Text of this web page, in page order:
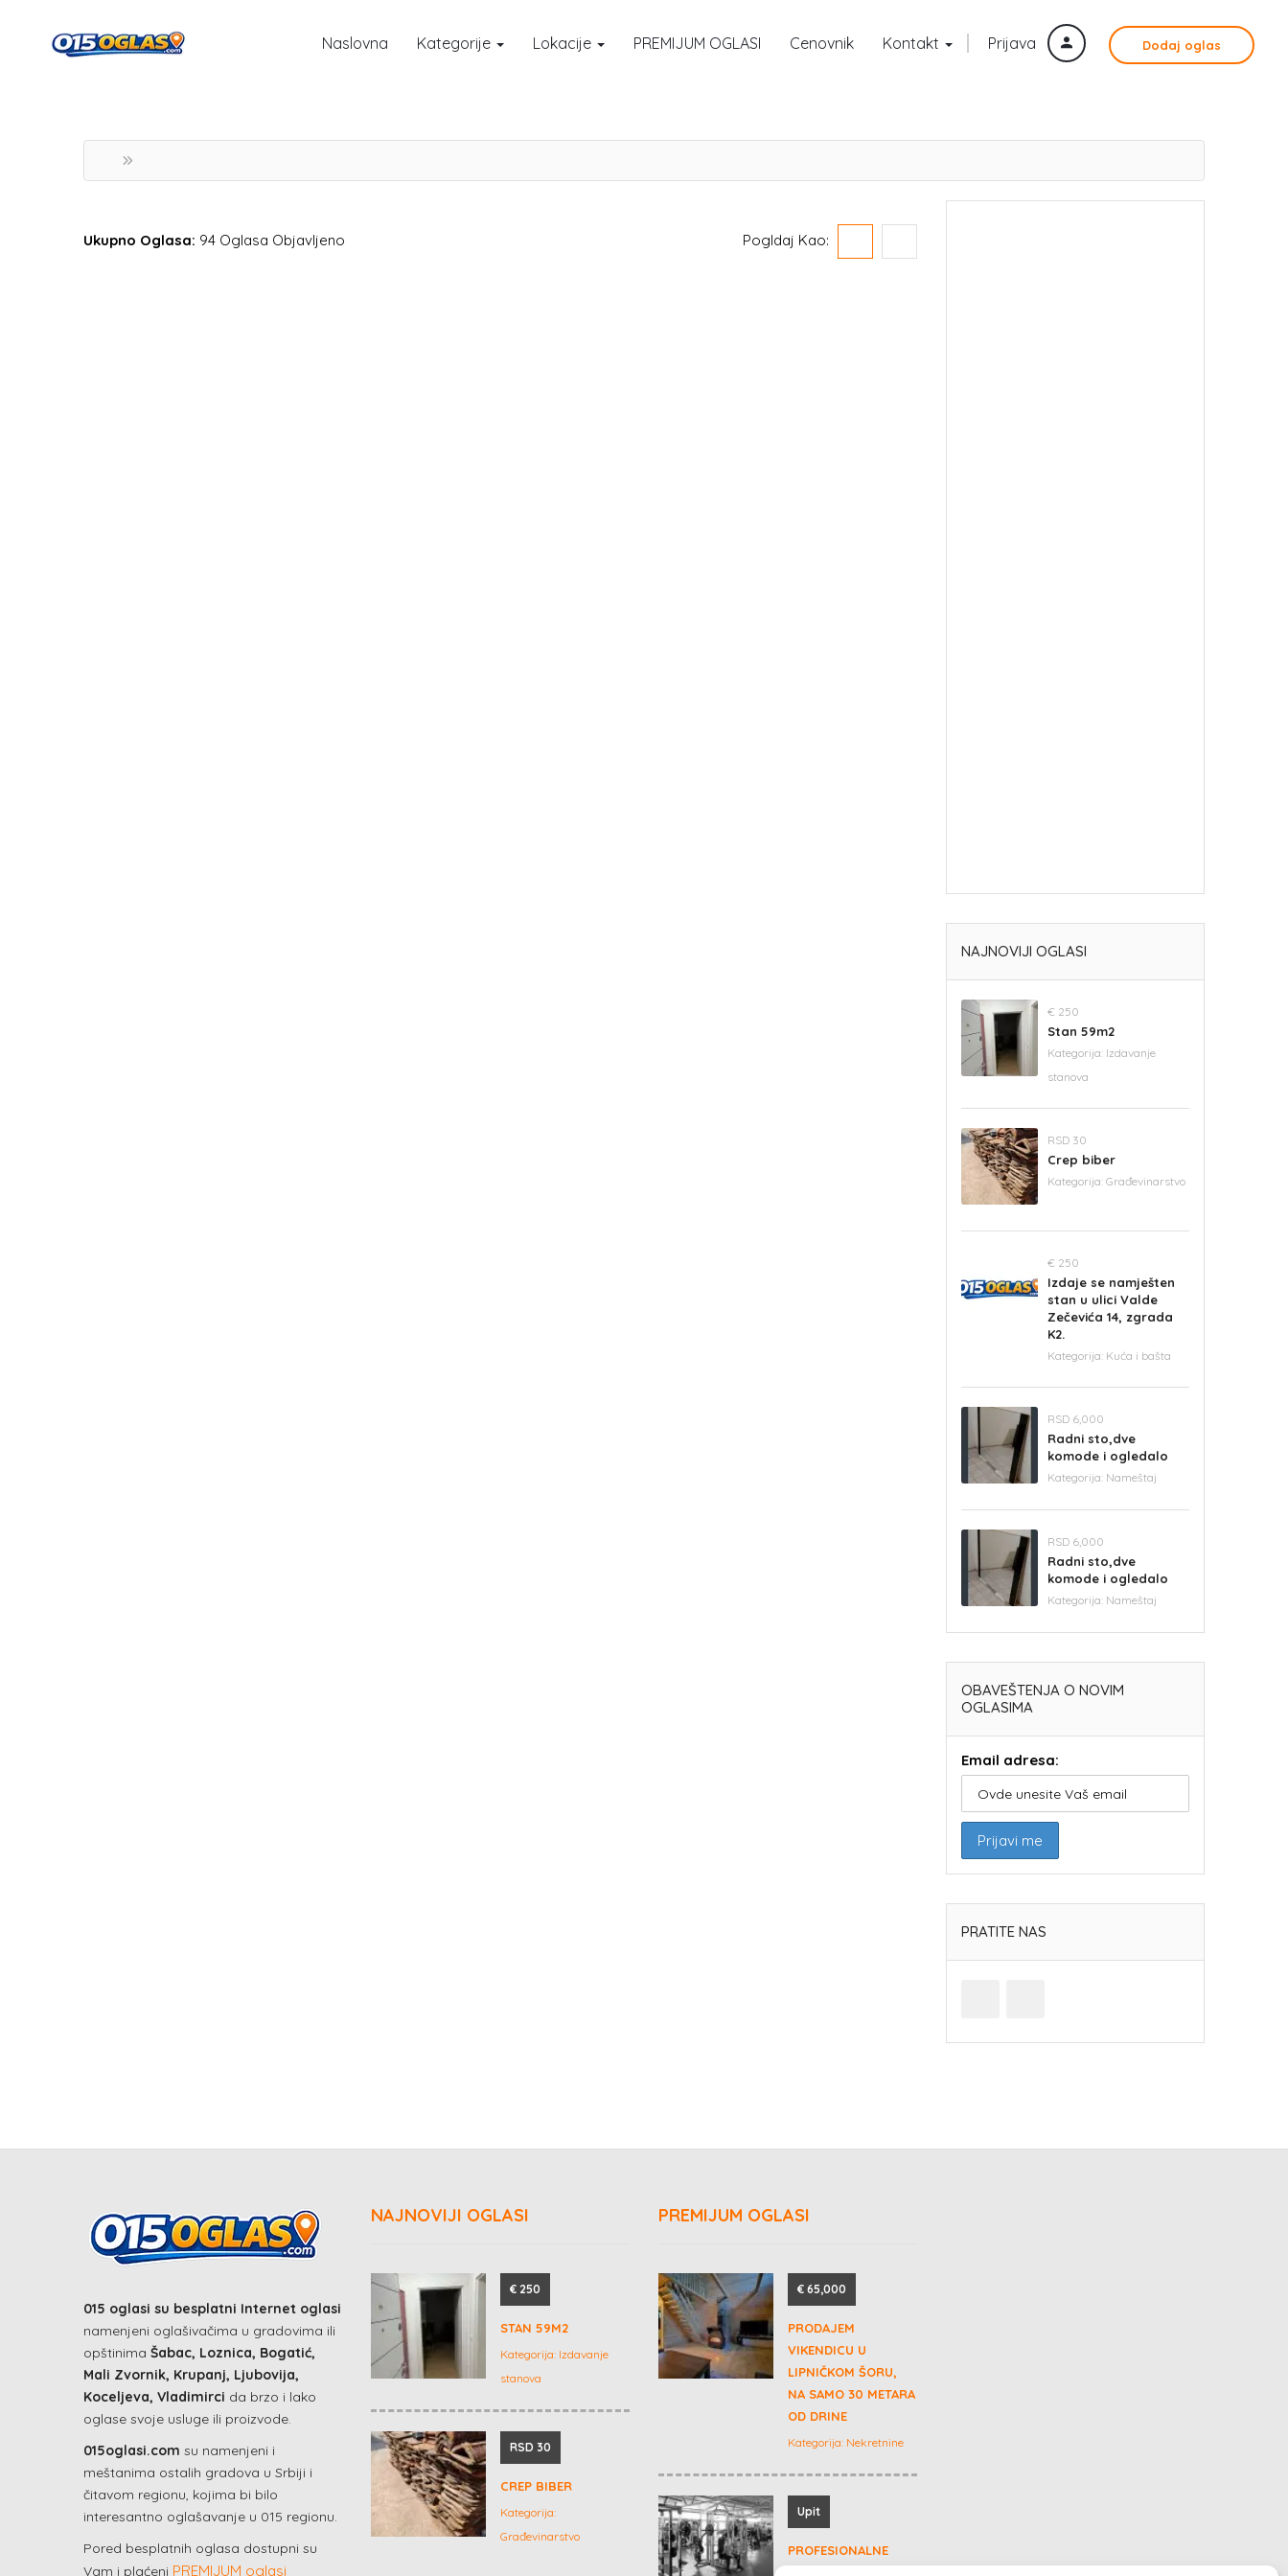
Prijava Dodaj oglas
Naslovna Kategorije Lokacije PREMIJUM OGLASI Cenovnik Kontakt
Ukupno Oglasa: 94 Oglasa Objavljeno Pogldaj Kao:
NAJNOVIJI OGLASI
€ 250
Stan 59m2
Kategorija: Izdavanje
stanova
RSD 30
Crep biber
Kategorija: Građevinarstvo
€ 250
Izdaje se namješten
stan u ulici Valde
Zečevića 14, zgrada
K2.
Kategorija: Kuća i bašta
RSD 6,000
Radni sto,dve
komode i ogledalo
Kategorija: Nameštaj
RSD 6,000
Radni sto,dve
komode i ogledalo
Kategorija: Nameštaj
OBAVEŠTENJA O NOVIM
OGLASIMA
Email adresa:
PRATITE NAS
015 oglasi su besplatni Internet oglasi
namenjeni oglašivačima u gradovima ili
opštinima Šabac, Loznica, Bogatić,
Mali Zvornik, Krupanj, Ljubovija,
Koceljeva, Vladimirci da brzo i lako
oglase svoje usluge ili proizvode.
015oglasi.com su namenjeni i
meštanima ostalih gradova u Srbiji i
čitavom regionu, kojima bi bilo
interesantno oglašavanje u 015 regionu.
Pored besplatnih oglasa dostupni su
Vam i plaćeni PREMIJUM oglasi
NAJNOVIJI OGLASI
€ 250
STAN 59M2
Kategorija: Izdavanje
stanova
RSD 30
CREP BIBER
Kategorija:
Građevinarstvo
PREMIJUM OGLASI
€ 65,000
PRODAJEM
VIKENDICU U
LIPNIČKOM ŠORU,
NA SAMO 30 METARA
OD DRINE
Kategorija: Nekretnine
Upit
PROFESIONALNE